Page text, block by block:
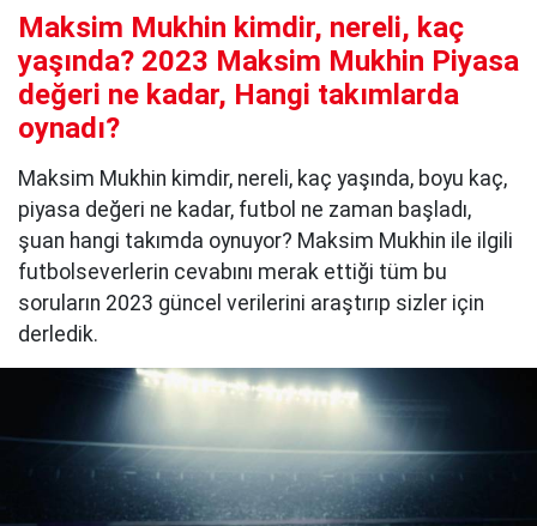
Maksim Mukhin kimdir, nereli, kaç
yaşında? 2023 Maksim Mukhin Piyasa
değeri ne kadar, Hangi takımlarda
oynadı?
Maksim Mukhin kimdir, nereli, kaç yaşında, boyu kaç,
piyasa değeri ne kadar, futbol ne zaman başladı,
şuan hangi takımda oynuyor? Maksim Mukhin ile ilgili
futbolseverlerin cevabını merak ettiği tüm bu
soruların 2023 güncel verilerini araştırıp sizler için
derledik.